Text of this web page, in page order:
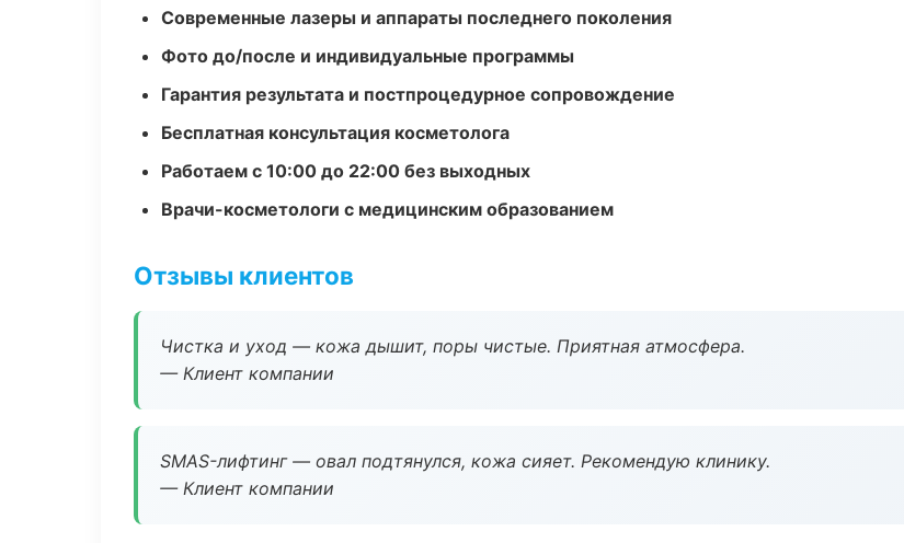
Современные лазеры и аппараты последнего поколения
Фото до/после и индивидуальные программы
Гарантия результата и постпроцедурное сопровождение
Бесплатная консультация косметолога
Работаем с 10:00 до 22:00 без выходных
Врачи-косметологи с медицинским образованием
Отзывы клиентов
Чистка и уход — кожа дышит, поры чистые. Приятная атмосфера.
— Клиент компании
SMAS-лифтинг — овал подтянулся, кожа сияет. Рекомендую клинику.
— Клиент компании